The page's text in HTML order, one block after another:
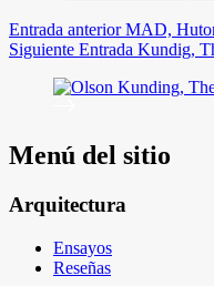
Entrada anteriorMAD,
Siguiente Entrada Kundig,
Menú del sitio
Arquitectura
Ensayos
Reseñas